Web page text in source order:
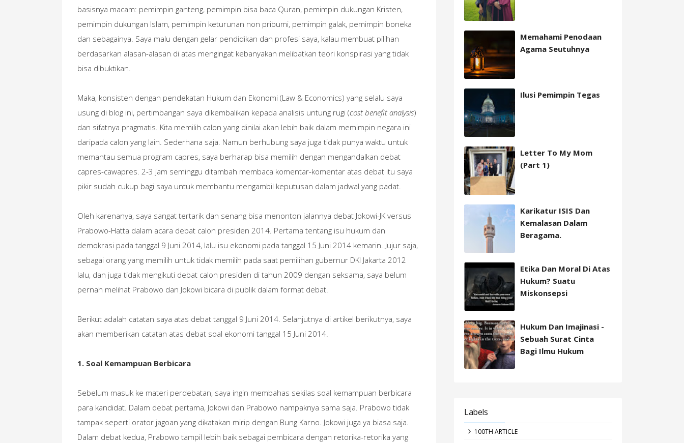
basisnya macam: pemimpin ganteng, pemimpin bisa baca Quran, pemimpin dukungan Kristen,
pemimpin dukungan Islam, pemimpin keturunan non pribumi, pemimpin galak, pemimpin boneka
dan sebagainya. Saya malu dengan gelar pendidikan dan profesi saya, kalau membuat pilihan
berdasarkan alasan-alasan di atas mengingat kebanyakan melibatkan teori konspirasi yang tidak
bisa dibuktikan.
Maka, konsisten dengan pendekatan Hukum dan Ekonomi (Law & Economics) yang selalu saya
usung di blog ini, pertimbangan saya dikembalikan kepada analisis untung rugi (cost benefit analysis)
dan sifatnya pragmatis. Kita memilih calon yang dinilai akan lebih baik dalam memimpin negara ini
daripada calon yang lain. Sederhana saja. Namun berhubung saya juga tidak punya waktu untuk
memantau semua program capres, saya berharap bisa memilih dengan mengandalkan debat
capres-cawapres. 2-3 jam seminggu ditambah membaca komentar-komentar atas debat itu saya
pikir sudah cukup bagi saya untuk membantu mengambil keputusan dalam jadwal yang padat.
Oleh karenanya, saya sangat tertarik dan senang bisa menonton jalannya debat Jokowi-JK versus
Prabowo-Hatta dalam acara debat calon presiden 2014. Pertama tentang isu hukum dan
demokrasi pada tanggal 9 Juni 2014, lalu isu ekonomi pada tanggal 15 Juni 2014 kemarin. Jujur saja,
sebagai orang yang memilih untuk tidak memilih pada saat pemilihan gubernur DKI Jakarta 2012
lalu, dan juga tidak mengikuti debat calon presiden di tahun 2009 dengan seksama, saya belum
pernah melihat Prabowo dan Jokowi bicara di publik dalam format debat.
Berikut adalah catatan saya atas debat tanggal 9 Juni 2014. Selanjutnya di artikel berikutnya, saya
akan memberikan catatan atas debat soal ekonomi tanggal 15 Juni 2014.
1. Soal Kemampuan Berbicara
Sebelum masuk ke materi perdebatan, saya ingin membahas sekilas soal kemampuan berbicara
para kandidat. Dalam debat pertama, Jokowi dan Prabowo nampaknya sama saja. Prabowo tidak
tampak seperti orator jagoan yang dikatakan mirip dengan Bung Karno. Jokowi juga ya biasa saja.
Dalam debat kedua, Prabowo tampil lebih baik sebagai pembicara dengan retorika-retorika yang
Memahami Penodaan
Agama Seutuhnya
Ilusi Pemimpin Tegas
Letter To My Mom
(Part 1)
Karikatur ISIS Dan
Kemalasan Dalam
Beragama.
Etika Dan Moral Di Atas
Hukum? Suatu
Miskonsepsi
Hukum Dan Imajinasi -
Sebuah Surat Cinta
Bagi Ilmu Hukum
Labels
100TH ARTICLE